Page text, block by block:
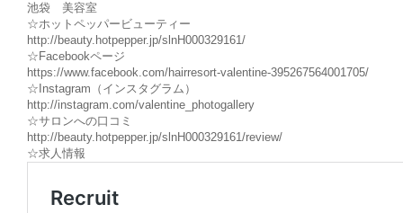
池袋 美容室
☆ホットペッパービューティー
http://beauty.hotpepper.jp/slnH000329161/
☆Facebookページ
https://www.facebook.com/hairresort-valentine-395267564001705/
☆Instagram（インスタグラム）
http://instagram.com/valentine_photogallery
☆サロンへの口コミ
http://beauty.hotpepper.jp/slnH000329161/review/
☆求人情報